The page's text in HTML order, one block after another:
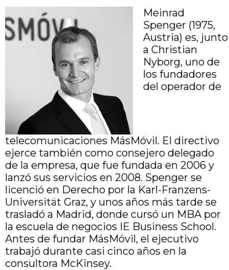
Meinrad
Spenger (1975,
Austria) es, junto
a Christian
Nyborg, uno de
los fundadores
del operador de
telecomunicaciones MásMóvil. El directivo
ejerce también como consejero delegado
de la empresa, que fue fundada en 2006 y
lanzó sus servicios en 2008. Spenger se
licenció en Derecho por la Karl-Franzens-
Universität Graz, y unos años más tarde se
trasladó a Madrid, donde cursó un MBA por
la escuela de negocios IE Business School.
Antes de fundar MásMóvil, el ejecutivo
trabajó durante casi cinco años en la
consultora McKinsey.